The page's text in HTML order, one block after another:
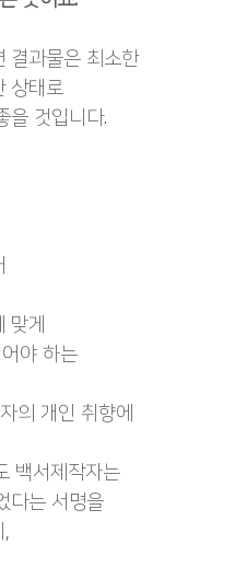
결과물은 최소한
상태로
을 것입니다.
맞게
야 하는
의 개인 취향에
백서제작자는
다는 서명을
,